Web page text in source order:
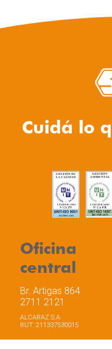
Cuidá lo
Oficina
central
Br. Artigas 864
2711 2121
ALCARAZ S.A
RUT: 211337530015